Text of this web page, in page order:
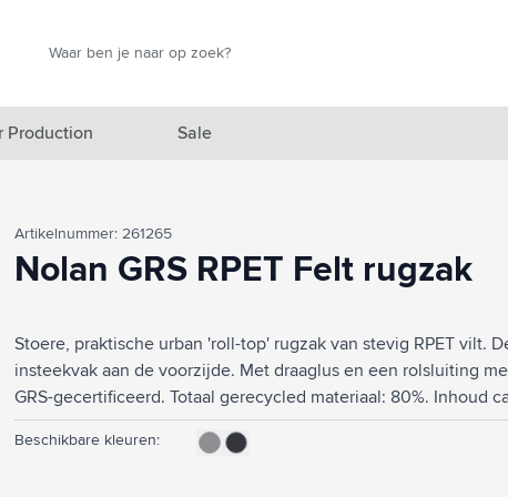
categorie
categorie
categorie
Production Sale
Artikelnummer: 261265
Nolan GRS RPET Felt rugzak
Stoere, praktische urban 'roll-top' rugzak van stevig RPET vilt.
insteekvak aan de voorzijde. Met draaglus en een rolsluiting
GRS-gecertificeerd. Totaal gerecycled materiaal: 80%. Inhoud
Beschikbare kleuren: